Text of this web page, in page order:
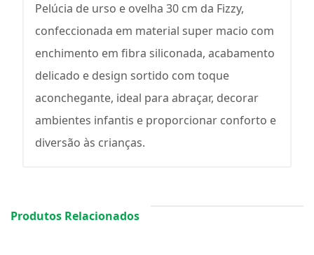
Pelúcia de urso e ovelha 30 cm da Fizzy,
confeccionada em material super macio com
enchimento em fibra siliconada, acabamento
delicado e design sortido com toque
aconchegante, ideal para abraçar, decorar
ambientes infantis e proporcionar conforto e
diversão às crianças.
Produtos Relacionados